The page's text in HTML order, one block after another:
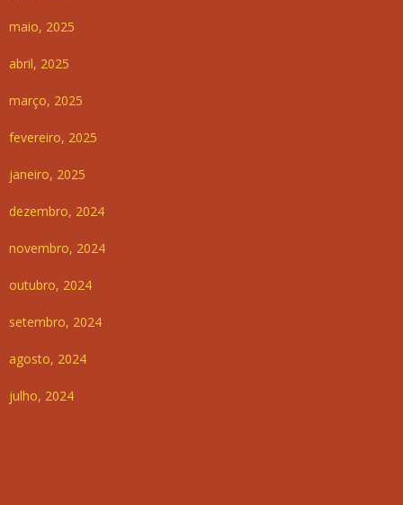
maio, 2025
abril, 2025
março, 2025
fevereiro, 2025
janeiro, 2025
dezembro, 2024
novembro, 2024
outubro, 2024
setembro, 2024
agosto, 2024
julho, 2024